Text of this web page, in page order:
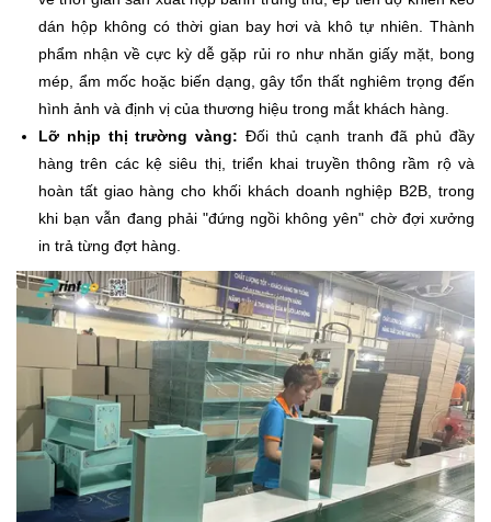
dán hộp không có thời gian bay hơi và khô tự nhiên. Thành
phẩm nhận về cực kỳ dễ gặp rủi ro như nhăn giấy mặt, bong
mép, ẩm mốc hoặc biến dạng, gây tổn thất nghiêm trọng đến
hình ảnh và định vị của thương hiệu trong mắt khách hàng.
Lỡ nhịp thị trường vàng: Đối thủ cạnh tranh đã phủ đầy
hàng trên các kệ siêu thị, triển khai truyền thông rầm rộ và
hoàn tất giao hàng cho khối khách doanh nghiệp B2B, trong
khi bạn vẫn đang phải "đứng ngồi không yên" chờ đợi xưởng
in trả từng đợt hàng.